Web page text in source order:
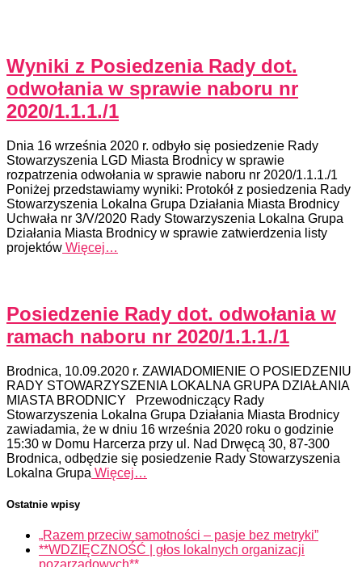
Wyniki z Posiedzenia Rady dot.
odwołania w sprawie naboru nr
2020/1.1.1./1
Dnia 16 września 2020 r. odbyło się posiedzenie Rady
Stowarzyszenia LGD Miasta Brodnicy w sprawie
rozpatrzenia odwołania w sprawie naboru nr 2020/1.1.1./1
Poniżej przedstawiamy wyniki: Protokół z posiedzenia Rady
Stowarzyszenia Lokalna Grupa Działania Miasta Brodnicy
Uchwała nr 3/V/2020 Rady Stowarzyszenia Lokalna Grupa
Działania Miasta Brodnicy w sprawie zatwierdzenia listy
projektów Więcej…
Posiedzenie Rady dot. odwołania w
ramach naboru nr 2020/1.1.1./1
Brodnica, 10.09.2020 r. ZAWIADOMIENIE O POSIEDZENIU
RADY STOWARZYSZENIA LOKALNA GRUPA DZIAŁANIA
MIASTA BRODNICY Przewodniczący Rady
Stowarzyszenia Lokalna Grupa Działania Miasta Brodnicy
zawiadamia, że w dniu 16 września 2020 roku o godzinie
15:30 w Domu Harcerza przy ul. Nad Drwęcą 30, 87-300
Brodnica, odbędzie się posiedzenie Rady Stowarzyszenia
Lokalna Grupa Więcej…
Ostatnie wpisy
„Razem przeciw samotności – pasje bez metryki”
**WDZIĘCZNOŚĆ | głos lokalnych organizacji
pozarządowych**